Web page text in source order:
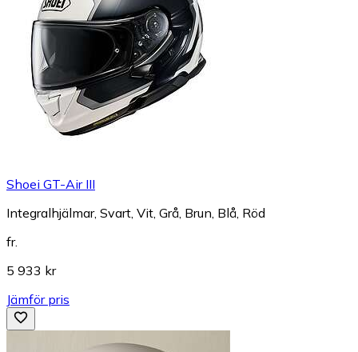
Shoei GT-Air III
Integralhjälmar, Svart, Vit, Grå, Brun, Blå, Röd
fr.
5 933 kr
Jämför pris